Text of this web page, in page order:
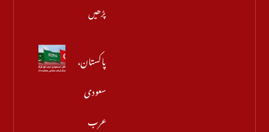
پڑھیں
پاکستان،
سعودی
عرب